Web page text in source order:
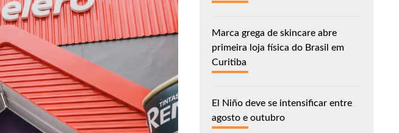
Marca grega de skincare abre
primeira loja física do Brasil em
Curitiba
El Niño deve se intensificar entre
agosto e outubro